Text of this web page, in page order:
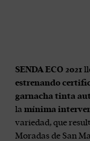
SENDA ECO 2021
estrenando
garnacha tinta
la mínima
variedad, que
Moradas de San